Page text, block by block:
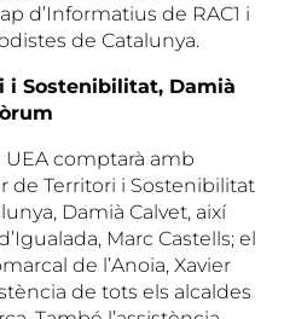
d’Informatius de RAC1 i
de Catalunya.
i Sostenibilitat, Damià
comptarà amb
de Territori i Sostenibilitat
Damià Calvet, així
Marc Castells; el
de l’Anoia, Xavier
de tots els alcaldes